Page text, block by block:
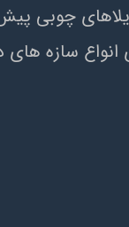
در زمينه
سازه هاي